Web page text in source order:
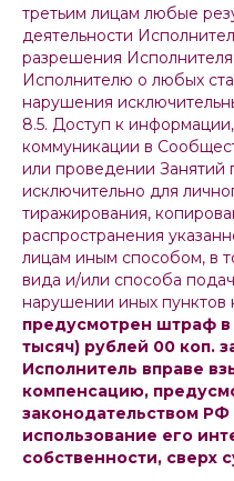
третьим лицам любые
деятельности
разрешения
Исполнителю о любых
нарушения
8.5. Доступ к
коммуникации в
или проведении Занятий
исключительно для
тиражирования,
распространения
лицам иным способом, в
вида и/или способа
нарушении иных пунктов
предусмотрен штраф в
тысяч) рублей 00 коп.
Исполнитель вправе
компенсацию,
законодательством РФ
использование его
собственности, сверх